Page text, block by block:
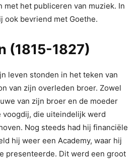
met het publiceren van muziek. In
ook bevriend met Goethe.
(1815-1827)
leven stonden in het teken van
van zijn overleden broer. Zowel
van zijn broer en de moeder
voogdij, die uiteindelijk werd
Nog steeds had hij financiële
hij weer een Academy, waar hij
presenteerde. Dit werd een groot